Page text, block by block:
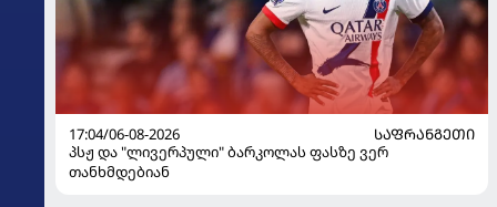
17:04/06-08-2026
ᲡᲐᲤᲠᲐᲜᲒᲔᲗᲘ
პსჟ და "ლივერპული" ბარკოლას ფასზე ვერ
თანხმდებიან